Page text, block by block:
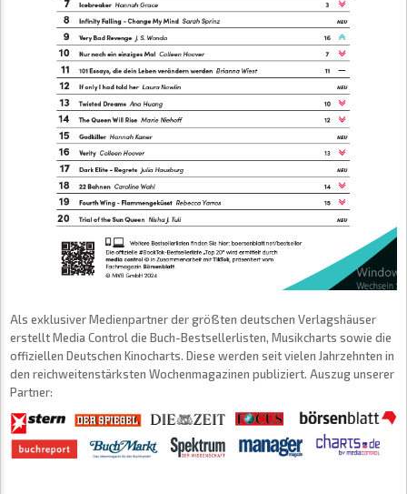
Als exklusiver Medienpartner der größten deutschen Verlagshäuser
erstellt Media Control die Buch-Bestsellerlisten, Musikcharts sowie die
offiziellen Deutschen Kinocharts. Diese werden seit vielen Jahrzehnten in
den reichweitenstärksten Wochenmagazinen publiziert. Auszug unserer
Partner: